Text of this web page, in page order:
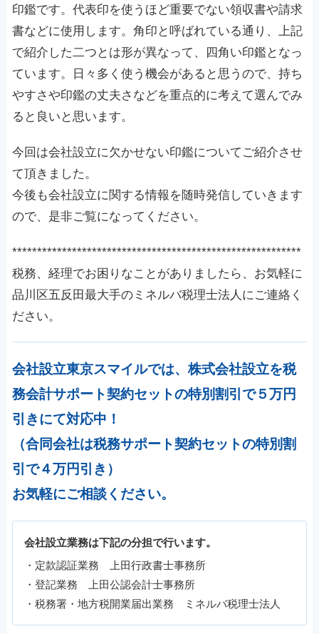
印鑑です。代表印を使うほど重要でない領収書や請求
書などに使用します。角印と呼ばれている通り、上記
で紹介した二つとは形が異なって、四角い印鑑となっ
ています。日々多く使う機会があると思うので、持ち
やすさや印鑑の丈夫さなどを重点的に考えて選んでみ
ると良いと思います。
今回は会社設立に欠かせない印鑑についてご紹介させ
て頂きました。
今後も会社設立に関する情報を随時発信していきます
ので、是非ご覧になってください。
**********************************************************
税務、経理でお困りなことがありましたら、お気軽に
品川区五反田最大手のミネルバ税理士法人にご連絡く
ださい。
会社設立東京スマイルでは、株式会社設立を税
務会計サポート契約セットの特別割引で５万円
引きにて対応中！
（合同会社は税務サポート契約セットの特別割
引で４万円引き）
お気軽にご相談ください。
会社設立業務は下記の分担で行います。
・定款認証業務 上田行政書士事務所
・登記業務 上田公認会計士事務所
・税務署・地方税開業届出業務 ミネルバ税理士法人